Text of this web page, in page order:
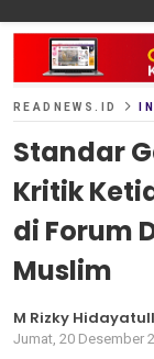
READNEWS.ID
Standar
Kritik
di Forum
Muslim
M Rizky
Jumat, 20 Desember